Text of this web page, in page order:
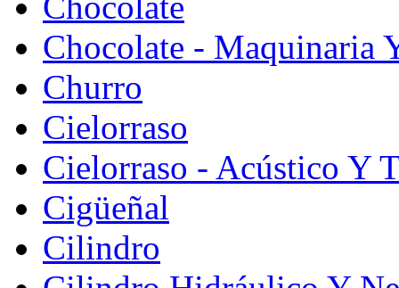
Chocolate - Maquinaria
Churro
Cielorraso
Cielorraso - Acústico Y
Cigüeñal
Cilindro